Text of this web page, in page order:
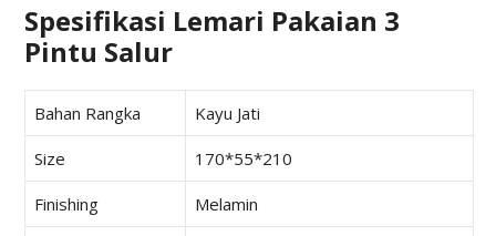
Spesifikasi Lemari Pakaian 3
Pintu Salur
Bahan Rangka Kayu Jati
Size 170*55*210
Finishing Melamin